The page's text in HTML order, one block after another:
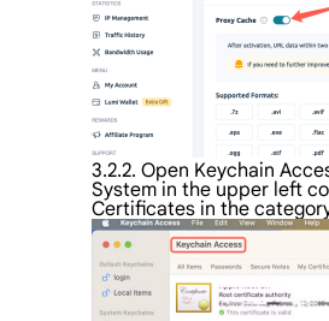
3.2.2. Open Keychain
System in the upper left
Certificates in the